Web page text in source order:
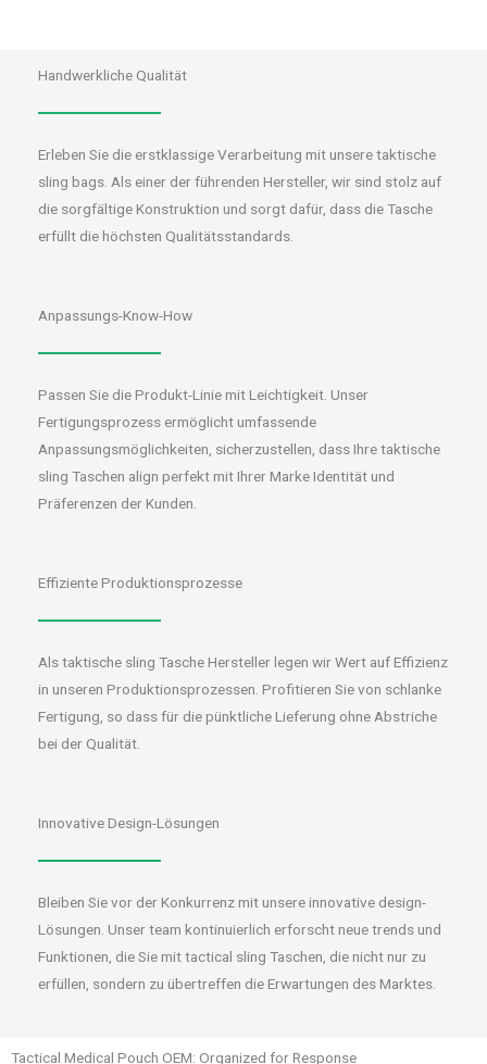
Handwerkliche Qualität
Erleben Sie die erstklassige Verarbeitung mit unsere taktische
sling bags. Als einer der führenden Hersteller, wir sind stolz auf
die sorgfältige Konstruktion und sorgt dafür, dass die Tasche
erfüllt die höchsten Qualitätsstandards.
Anpassungs-Know-How
Passen Sie die Produkt-Linie mit Leichtigkeit. Unser
Fertigungsprozess ermöglicht umfassende
Anpassungsmöglichkeiten, sicherzustellen, dass Ihre taktische
sling Taschen align perfekt mit Ihrer Marke Identität und
Präferenzen der Kunden.
Effiziente Produktionsprozesse
Als taktische sling Tasche Hersteller legen wir Wert auf Effizienz
in unseren Produktionsprozessen. Profitieren Sie von schlanke
Fertigung, so dass für die pünktliche Lieferung ohne Abstriche
bei der Qualität.
Innovative Design-Lösungen
Bleiben Sie vor der Konkurrenz mit unsere innovative design-
Lösungen. Unser team kontinuierlich erforscht neue trends und
Funktionen, die Sie mit tactical sling Taschen, die nicht nur zu
erfüllen, sondern zu übertreffen die Erwartungen des Marktes.
Tactical Medical Pouch OEM: Organized for Response